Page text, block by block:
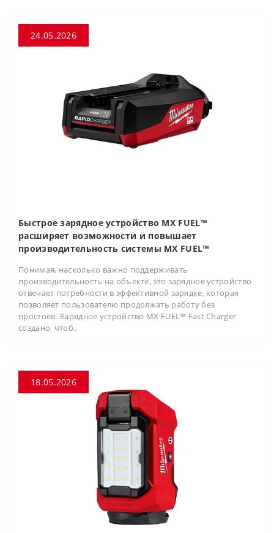
24.05.2026
Быстрое зарядное устройство MX FUEL™
расширяет возможности и повышает
производительность системы MX FUEL™
Понимая, насколько важно поддерживать
производительность на объекте, это зарядное устройство
отвечает потребности в эффективной зарядке, которая
позволяет пользователю продолжать работу без
простоев. Зарядное устройство MX FUEL™ Fast Charger
создано, чтоб..
18.05.2026